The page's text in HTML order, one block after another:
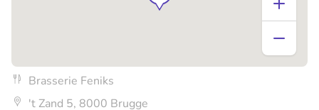
Brasserie Feniks
't Zand 5, 8000 Brugge